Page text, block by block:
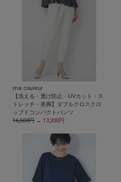
ma couleur
【洗える・透け防止・UVカット・ス
トレッチ・美脚】ダブルクロスクロ
ップドコンパクトパンツ
16,500円→ 13,200円